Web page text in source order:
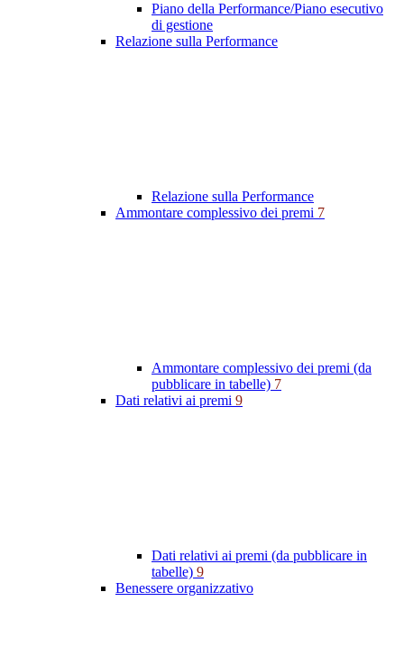
Piano della Performance/Piano esecutivo
di gestione
Relazione sulla Performance
Relazione sulla Performance
Ammontare complessivo dei premi 7
Ammontare complessivo dei premi (da
pubblicare in tabelle) 7
Dati relativi ai premi 9
Dati relativi ai premi (da pubblicare in
tabelle) 9
Benessere organizzativo